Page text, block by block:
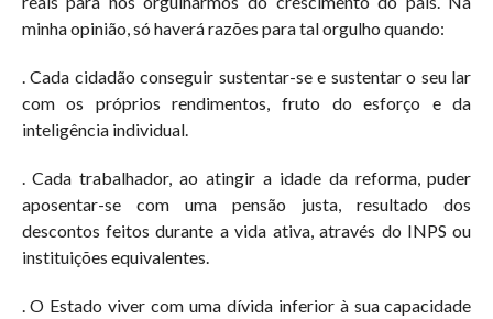
minha opinião, só haverá razões para tal orgulho quando:
. Cada cidadão conseguir sustentar-se e sustentar o seu lar
com os próprios rendimentos, fruto do esforço e da
inteligência individual.
. Cada trabalhador, ao atingir a idade da reforma, puder
aposentar-se com uma pensão justa, resultado dos
descontos feitos durante a vida ativa, através do INPS ou
instituições equivalentes.
. O Estado viver com uma dívida inferior à sua capacidade